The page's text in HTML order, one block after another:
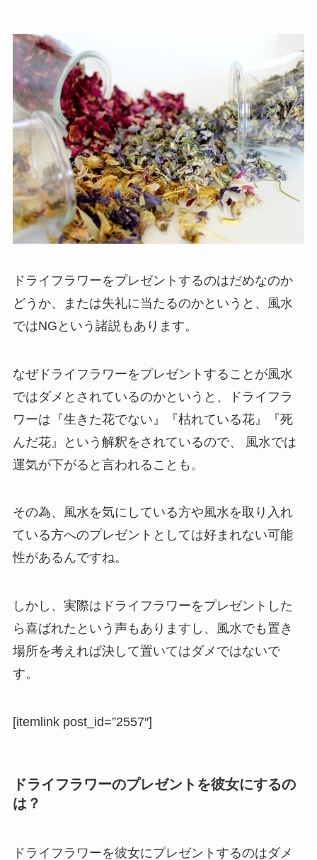
ドライフラワーをプレゼントするのはだめなのか
どうか、または失礼に当たるのかというと、風水
ではNGという諸説もあります。
なぜドライフラワーをプレゼントすることが風水
ではダメとされているのかというと、ドライフラ
ワーは『生きた花でない』『枯れている花』『死
んだ花』という解釈をされているので、 風水では
運気が下がると言われることも。
その為、風水を気にしている方や風水を取り入れ
ている方へのプレゼントとしては好まれない可能
性があるんですね。
しかし、実際はドライフラワーをプレゼントした
ら喜ばれたという声もありますし、風水でも置き
場所を考えれば決して置いてはダメではないで
す。
[itemlink post_id=”2557″]
ドライフラワーのプレゼントを彼女にするの
は？
ドライフラワーを彼女にプレゼントするのはダメ